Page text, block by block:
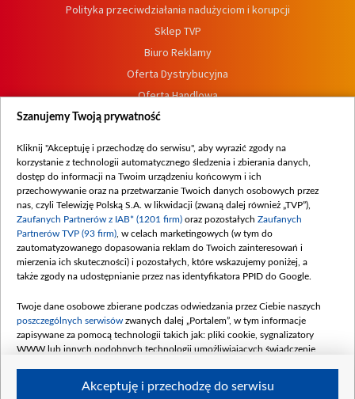
Polityka przeciwdziałania nadużyciom i korupcji
Sklep TVP
Biuro Reklamy
Oferta Dystrybucyjna
Oferta Handlowa
Dostępność
Procedura zgłoszeń wewnętrznych
Szanujemy Twoją prywatność
Kliknij "Akceptuję i przechodzę do serwisu", aby wyrazić zgody na
korzystanie z technologii automatycznego śledzenia i zbierania danych,
dostęp do informacji na Twoim urządzeniu końcowym i ich
przechowywanie oraz na przetwarzanie Twoich danych osobowych przez
nas, czyli Telewizję Polską S.A. w likwidacji (zwaną dalej również „TVP”),
Zaufanych Partnerów z IAB* (1201 firm) oraz pozostałych Zaufanych
Partnerów TVP (93 firm) , w celach marketingowych (w tym do
zautomatyzowanego dopasowania reklam do Twoich zainteresowań i
mierzenia ich skuteczności) i pozostałych, które wskazujemy poniżej, a
także zgody na udostępnianie przez nas identyfikatora PPID do Google.
Twoje dane osobowe zbierane podczas odwiedzania przez Ciebie naszych
poszczególnych serwisów zwanych dalej „Portalem”, w tym informacje
zapisywane za pomocą technologii takich jak: pliki cookie, sygnalizatory
WWW lub innych podobnych technologii umożliwiających świadczenie
Akceptuję i przechodzę do serwisu